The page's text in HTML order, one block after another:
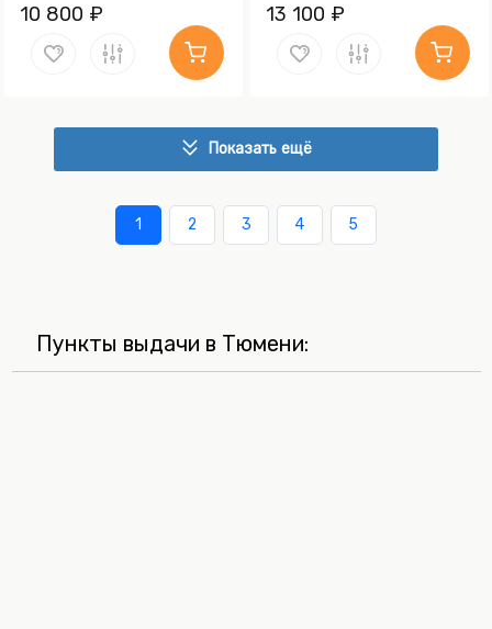
10 800 ₽ 13 100 ₽
Показать ещё
1 2 3 4 5
Пункты выдачи в Тюмени: